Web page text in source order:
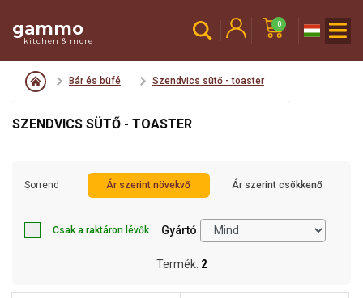
gammo
kitchen & more
0
Bár és büfé Szendvics sütő - toaster
SZENDVICS SÜTŐ - TOASTER
Sorrend Ár szerint növekvő Ár szerint csökkenő
Csak a raktáron lévők Gyártó
Termék: 2